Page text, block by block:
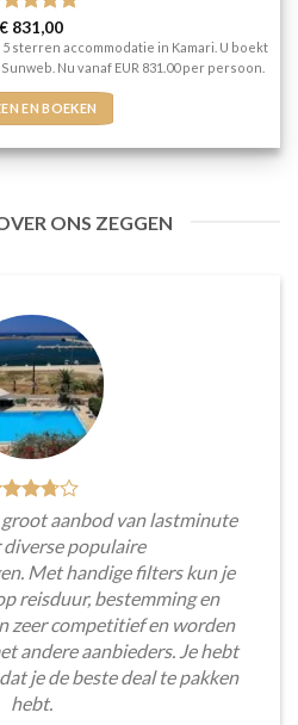
5
€ 831,00
sterren accommodatie in Kamari. U boekt
Nu vanaf EUR 831.00 per persoon.
EN BOEKEN
ONS ZEGGEN
aanbod van lastminute
diverse populaire
Met handige filters kun je
reisduur, bestemming en
zeer competitief en worden
andere aanbieders. Je hebt
je de beste deal te pakken
hebt.